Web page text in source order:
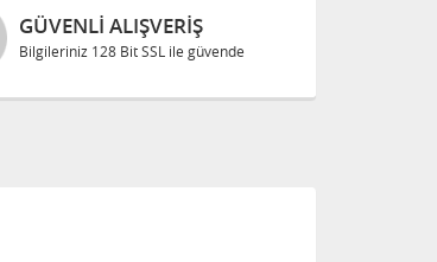
GÜVENLI ALIŞVERIŞ
Bilgileriniz 128 Bit SSL ile güvende